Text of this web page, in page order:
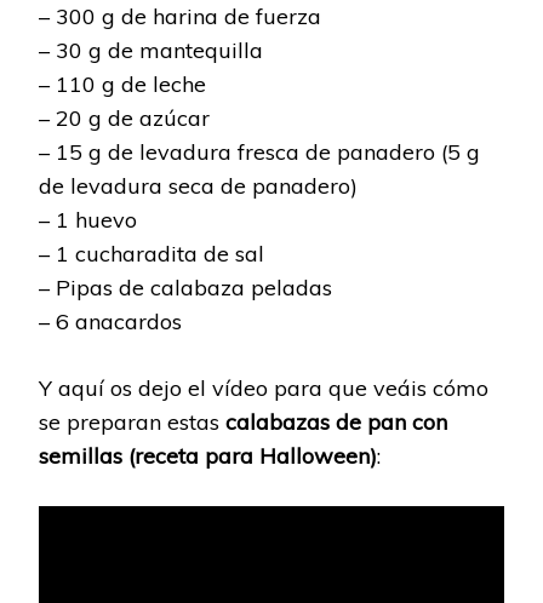
– 300 g de harina de fuerza
– 30 g de mantequilla
– 110 g de leche
– 20 g de azúcar
– 15 g de levadura fresca de panadero (5 g
de levadura seca de panadero)
– 1 huevo
– 1 cucharadita de sal
– Pipas de calabaza peladas
– 6 anacardos
Y aquí os dejo el vídeo para que veáis cómo
se preparan estas calabazas de pan con
semillas (receta para Halloween):